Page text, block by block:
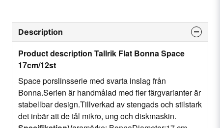
Description
Product description Tallrik Flat Bonna Space
17cm/12st
Space porslinsserie med svarta inslag från
Bonna.Serien är handmålad med fler färgvarianter är
stabellbar design.Tillverkad av stengads och stilstark
det inbär att de tål mikro, ung och diskmaskin.